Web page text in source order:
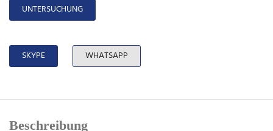
UNTERSUCHUNG
SKYPE WHATSAPP
Beschreibung